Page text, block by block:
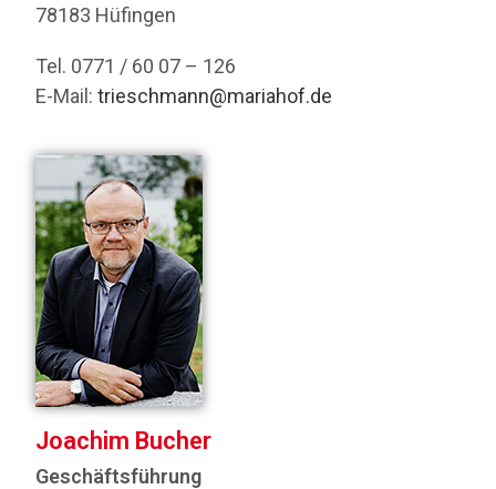
78183 Hüfingen
Tel. 0771 / 60 07 – 126
E-Mail:trieschmann@mariahof.de
Joachim Bucher
Geschäftsführung